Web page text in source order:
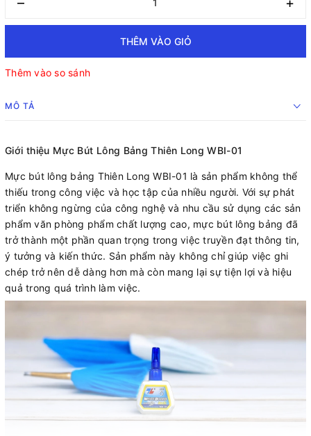
THÊM VÀO GIỎ
Thêm vào so sánh
MÔ TẢ
Giới thiệu Mực Bút Lông Bảng Thiên Long WBI-01
Mực bút lông bảng Thiên Long WBI-01 là sản phẩm không thể
thiếu trong công việc và học tập của nhiều người. Với sự phát
triển không ngừng của công nghệ và nhu cầu sử dụng các sản
phẩm văn phòng phẩm chất lượng cao, mực bút lông bảng đã
trở thành một phần quan trọng trong việc truyền đạt thông tin,
ý tưởng và kiến thức. Sản phẩm này không chỉ giúp việc ghi
chép trở nên dễ dàng hơn mà còn mang lại sự tiện lợi và hiệu
quả trong quá trình làm việc.